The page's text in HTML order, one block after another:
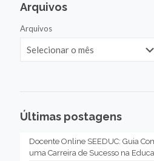
Arquivos
Arquivos
Últimas postagens
Docente Online SEEDUC: Guia
uma Carreira de Sucesso na